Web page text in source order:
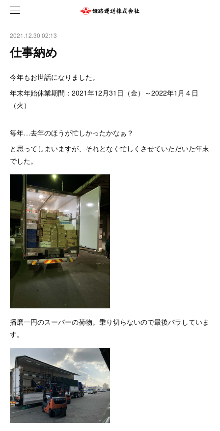
2021.12.30 02:13
仕事納め
今年もお世話になりました。
年末年始休業期間：2021年12月31日（金）～2022年1月４日
（火）
毎年…去年のほうが忙しかったかなぁ？
と思ってしまいますが、それとなく忙しくさせていただいた年末
でした。
播磨一円のスーパーの荷物。乗り切らないので最後バラしていま
す。